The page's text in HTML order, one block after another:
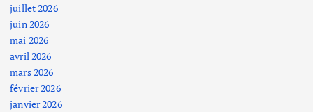
juillet 2026
juin 2026
mai 2026
avril 2026
mars 2026
février 2026
janvier 2026